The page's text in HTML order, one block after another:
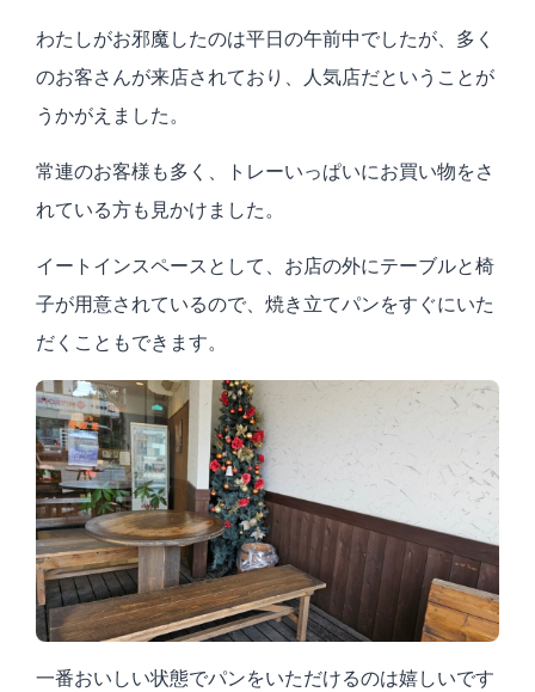
わたしがお邪魔したのは平日の午前中でしたが、多く
のお客さんが来店されており、人気店だということが
うかがえました。
常連のお客様も多く、トレーいっぱいにお買い物をさ
れている方も見かけました。
イートインスペースとして、お店の外にテーブルと椅
子が用意されているので、焼き立てパンをすぐにいた
だくこともできます。
一番おいしい状態でパンをいただけるのは嬉しいです